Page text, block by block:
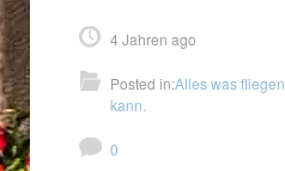
4 Jahren ago
Posted in:Alles was fliegen
kann.
0